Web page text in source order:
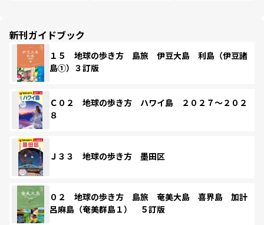
新刊ガイドブック
１５ 地球の歩き方 島旅 伊豆大島 利島（伊豆諸
島①）３訂版
Ｃ０２ 地球の歩き方 ハワイ島 ２０２７～２０２
８
Ｊ３３ 地球の歩き方 墨田区
０２ 地球の歩き方 島旅 奄美大島 喜界島 加計
呂麻島（奄美群島１） ５訂版